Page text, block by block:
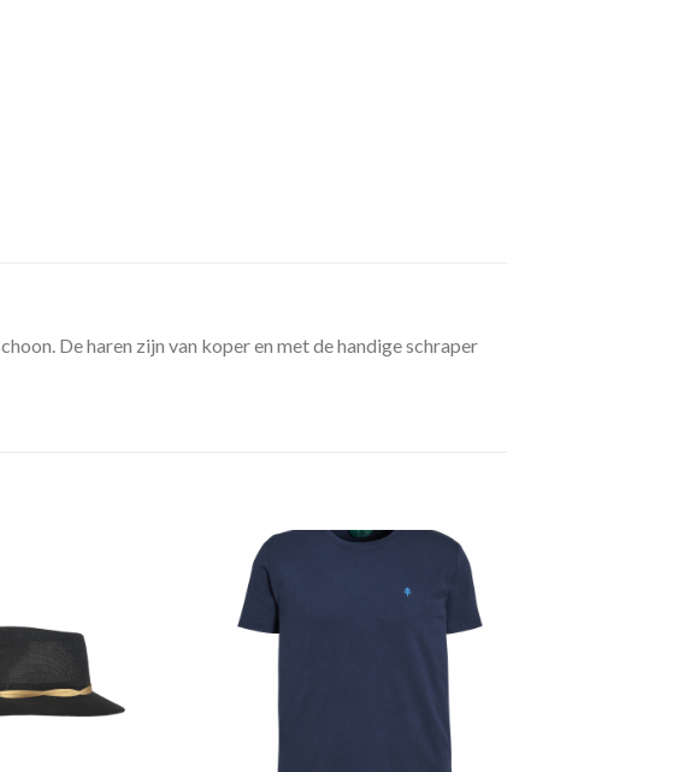
De haren zijn van koper en met de handige schraper
Toevoegen
verlanglijst